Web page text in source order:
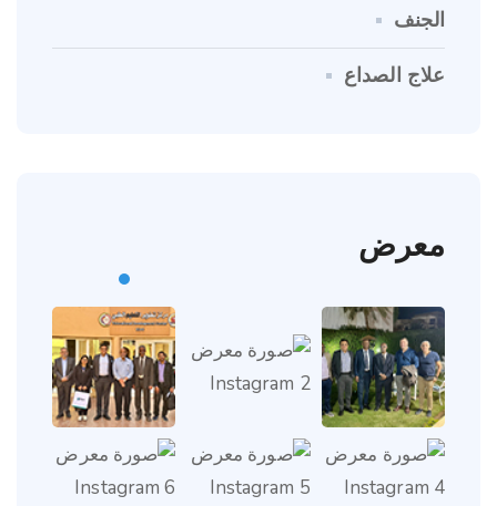
الجنف
علاج الصداع
معرض